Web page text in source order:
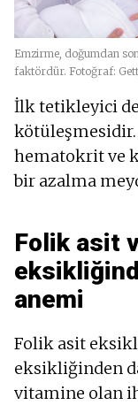
Emzirme, doğumdan
faktördür. Fotoğraf:
İlk tetikleyici
hematokrit ve
bir azalma
Folik asit
anemi
Folik asit
eksikliğinden
vitamine olan